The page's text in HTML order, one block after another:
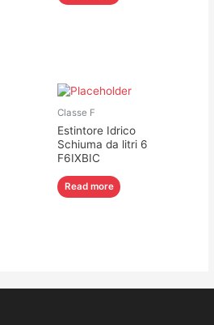
Classe F
Estintore Idrico
Schiuma da litri 6
F6IXBIC
Read more